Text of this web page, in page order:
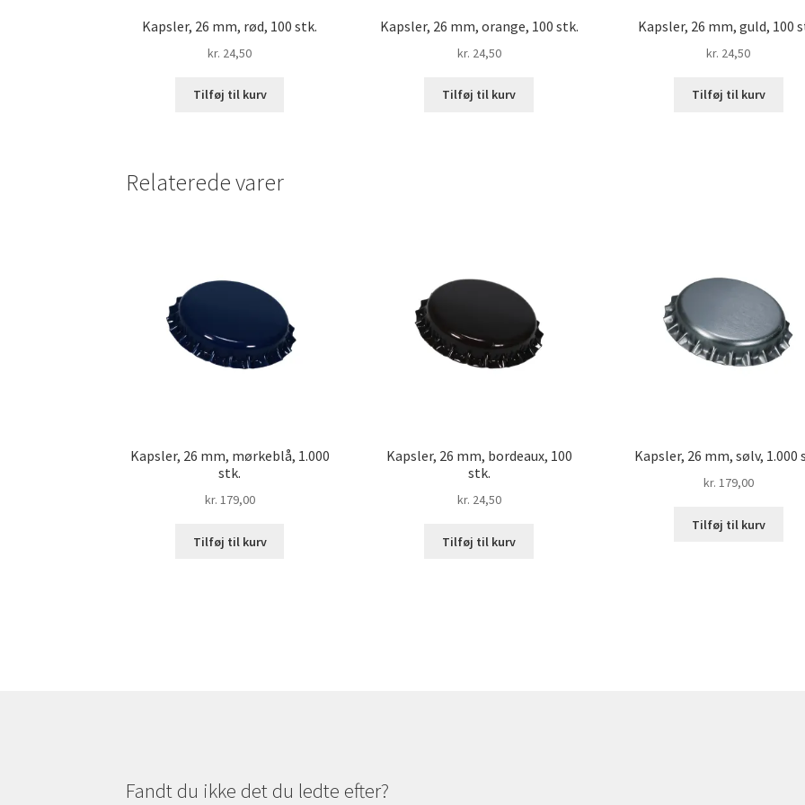
Kapsler, 26 mm, rød, 100 stk.
kr. 24,50
Tilføj til kurv
Kapsler, 26 mm, orange, 100 stk.
kr. 24,50
Tilføj til kurv
Kapsler, 26 mm, guld, 100
kr. 24,50
Tilføj til kurv
Relaterede varer
Kapsler, 26 mm, mørkeblå, 1.000
stk.
kr. 179,00
Tilføj til kurv
Kapsler, 26 mm, bordeaux, 100
stk.
kr. 24,50
Tilføj til kurv
Kapsler, 26 mm, sølv, 1.000
kr. 179,00
Tilføj til kurv
Fandt du ikke det du ledte efter?